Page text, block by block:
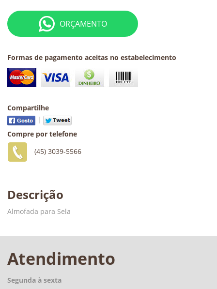
ORÇAMENTO
Formas de pagamento aceitas no estabelecimento
Compartilhe
|
Compre por telefone
(45) 3039-5566
Descrição
Almofada para Sela
Atendimento
Segunda à sexta